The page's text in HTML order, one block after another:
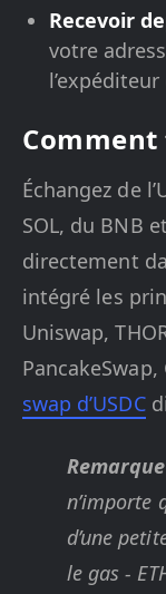
Recevoir
votre
Comment
Échangez de
SOL, du BNB
directement
intégré les
Uniswap,
swap d’USDC
n’importe
d’une
le gas -